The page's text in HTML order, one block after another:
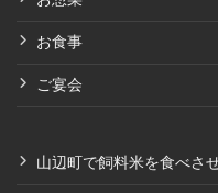
お食事
ご宴会
山辺町で飼料米を食べさ